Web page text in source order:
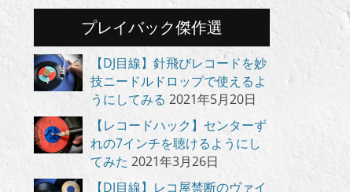
プレイバック傑作選
【DJ目線】針飛びレコードを妙
技ニードルドロップで使えるよ
うにしてみる 2021年5月20日
【レコードハック】センターず
れの7インチを聴けるようにし
てみた 2021年3月26日
【DJ目線】レコ屋禁断のヴァイ